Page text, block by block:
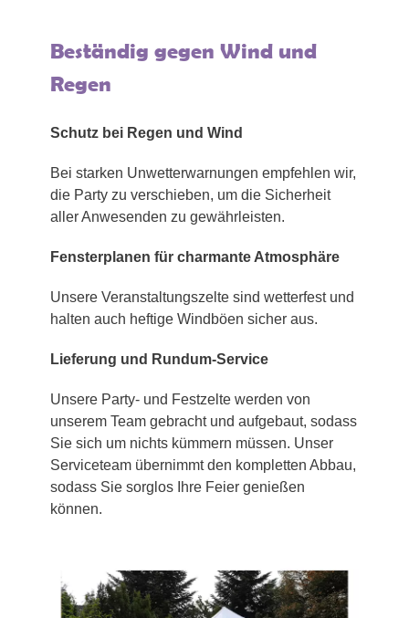
Beständig gegen Wind und
Regen
Schutz bei Regen und Wind
Bei starken Unwetterwarnungen empfehlen wir,
die Party zu verschieben, um die Sicherheit
aller Anwesenden zu gewährleisten.
Fensterplanen für charmante Atmosphäre
Unsere Veranstaltungszelte sind wetterfest und
halten auch heftige Windböen sicher aus.
Lieferung und Rundum-Service
Unsere Party- und Festzelte werden von
unserem Team gebracht und aufgebaut, sodass
Sie sich um nichts kümmern müssen. Unser
Serviceteam übernimmt den kompletten Abbau,
sodass Sie sorglos Ihre Feier genießen
können.